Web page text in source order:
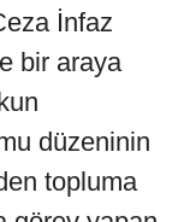
İnfaz
bir araya
düzeninin
topluma